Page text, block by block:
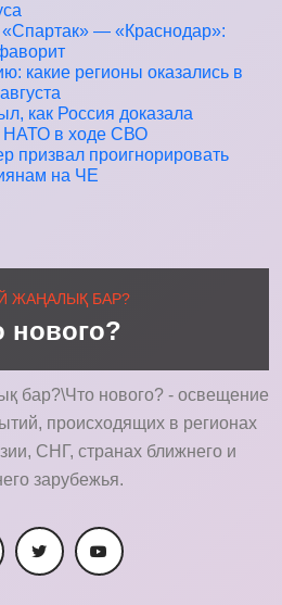
— «Краснодар»:
какие регионы оказались в
как Россия доказала
НАТО в ходе СВО
призвал проигнорировать
на ЧЕ
ЖАҢАЛЫҚ БАР?
нового?
бар?\Что нового? - освещение
происходящих в регионах
СНГ, странах ближнего и
зарубежья.